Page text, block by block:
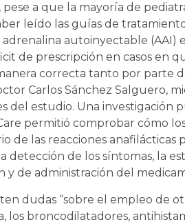
a que la mayoría de
leído las guías de
adrenalina autoinyectable
de prescripción en casos en
correcta tanto por parte
Carlos Sánchez Salguero,
del estudio. Una investigación
permitió comprobar cómo
de las reacciones
detección de los síntomas, la
y de administración del
dudas “sobre el empleo de
los broncodilatadores,